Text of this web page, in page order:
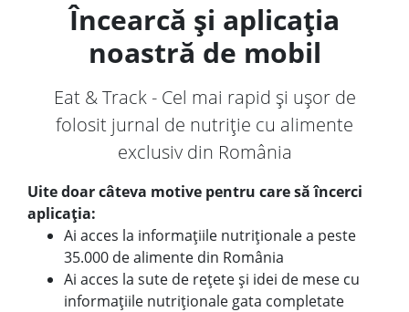
Încearcă și aplicația
noastră de mobil
Eat & Track - Cel mai rapid și ușor de
folosit jurnal de nutriție cu alimente
exclusiv din România
Uite doar câteva motive pentru care să încerci
aplicația:
Ai acces la informațiile nutriționale a peste
35.000 de alimente din România
Ai acces la sute de rețete și idei de mese cu
informațiile nutriționale gata completate